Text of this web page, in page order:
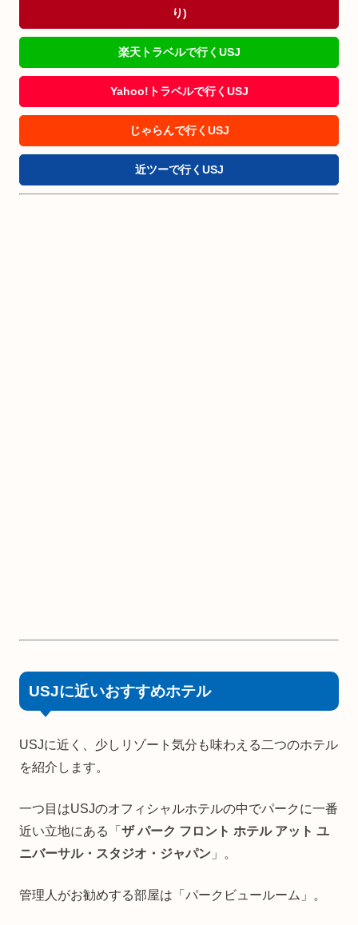
り)
楽天トラベルで行くUSJ
Yahoo!トラベルで行くUSJ
じゃらんで行くUSJ
近ツーで行くUSJ
USJに近いおすすめホテル
USJに近く、少しリゾート気分も味わえる二つのホテル
を紹介します。
一つ目はUSJのオフィシャルホテルの中でパークに一番
近い立地にある「 ザ パーク フロント ホテル アット ユ
ニバーサル・スタジオ・ジャパン 」。
管理人がお勧めする部屋は「パークビュールーム」。